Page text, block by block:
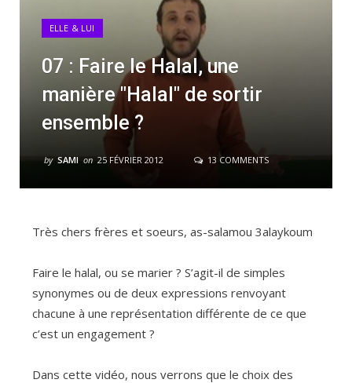
ELLE & LUI
07 : Faire le Halal, une
manière "Halal" de sortir
ensemble ?
by SAMI on 25 FÉVRIER 2012 13 COMMENTS
Très chers frères et soeurs, as-salamou 3alaykoum
Faire le halal, ou se marier ? S’agit-il de simples
synonymes ou de deux expressions renvoyant
chacune à une représentation différente de ce que
c’est un engagement ?
Dans cette vidéo, nous verrons que le choix des